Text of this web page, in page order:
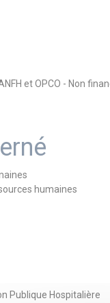
et OPCO - Non
humaines
Publique Hospitalière